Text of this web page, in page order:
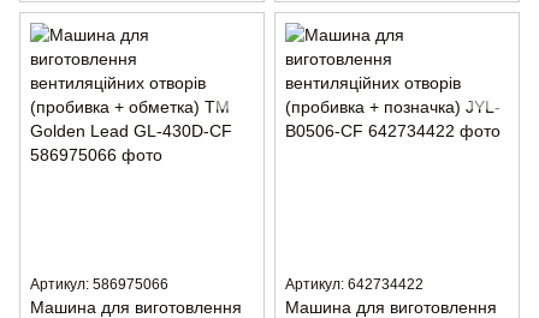
Артикул: 586975066
Машина для виготовлення
Артикул: 642734422
Машина для виготовлення